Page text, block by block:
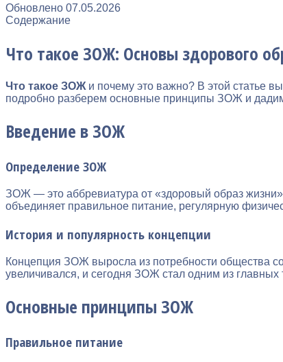
Обновлено 07.05.2026
Содержание
Что такое ЗОЖ: Основы здорового
Что такое ЗОЖ и почему это важно? В этой статье
подробно разберем основные принципы ЗОЖ и дадим
Введение в ЗОЖ
Определение ЗОЖ
ЗОЖ — это аббревиатура от «здоровый образ
объединяет правильное питание, регулярную
История и популярность концепции
Концепция ЗОЖ выросла из потребности общества
увеличивался, и сегодня ЗОЖ стал одним из
Основные принципы ЗОЖ
Правильное питание